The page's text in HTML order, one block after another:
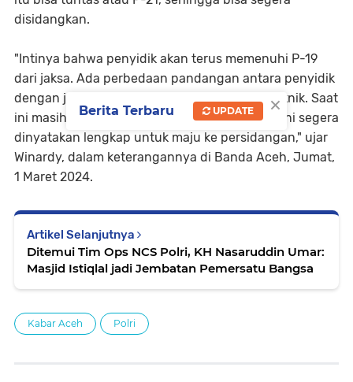
disidangkan.
"Intinya bahwa penyidik akan terus memenuhi P-19
dari jaksa. Ada perbedaan pandangan antara penyidik
dengan jaksa terkait hasil perhitungan ahli teknik. Saat
ini masih dibutuhkan sinkronisasi agar kasus ini segera
dinyatakan lengkap untuk maju ke persidangan," ujar
Winardy, dalam keterangannya di Banda Aceh, Jumat,
1 Maret 2024.
Artikel Selanjutnya
Ditemui Tim Ops NCS Polri, KH Nasaruddin Umar:
Masjid Istiqlal jadi Jembatan Pemersatu Bangsa
Kabar Aceh Polri
×
Berita Terbaru UPDATE